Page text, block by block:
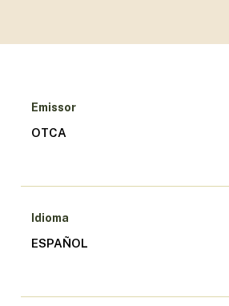
Emissor
OTCA
Idioma
ESPAÑOL